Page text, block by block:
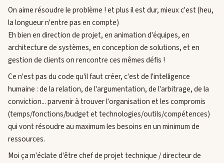
On aime résoudre le problème ! et plus il est dur, mieux c'est (heu,
la longueur n'entre pas en compte)
Eh bien en direction de projet, en animation d'équipes, en
architecture de systèmes, en conception de solutions, et en
gestion de clients on rencontre ces mêmes défis !
Ce n'est pas du code qu'il faut créer, c'est de l'intelligence
humaine : de la relation, de l'argumentation, de l'arbitrage, de la
conviction... parvenir à trouver l'organisation et les compromis
(temps/fonctions/budget et technologies/outils/compétences)
qui vont résoudre au maximum les besoins en un minimum de
ressources.
Moi ça m'éclate d'être chef de projet technique / directeur de